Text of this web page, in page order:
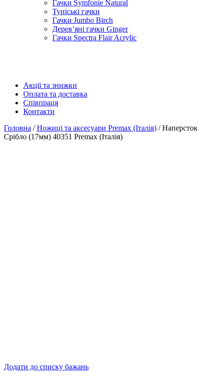
Гачки Symfonie Natural
Туніські гачки
Гачки Jumbo Birch
Дерев’яні гачки Ginger
Гачки Spectra Flair Acrylic
Акції та знижки
Оплата та доставка
Співпраця
Контакти
Головна /Ножиці та аксесуари Premax (Італія) / Наперсток
Срібло (17мм) 40351 Premax (Італія)
Додати до списку бажань